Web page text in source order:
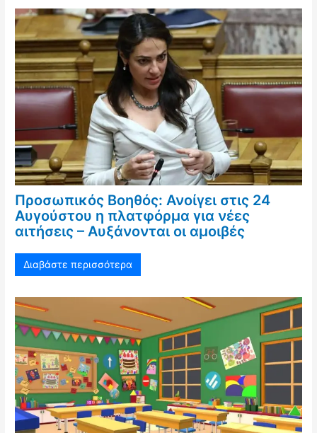
Προσωπικός Βοηθός: Ανοίγει στις 24
Αυγούστου η πλατφόρμα για νέες
αιτήσεις – Αυξάνονται οι αμοιβές
Διαβάστε περισσότερα